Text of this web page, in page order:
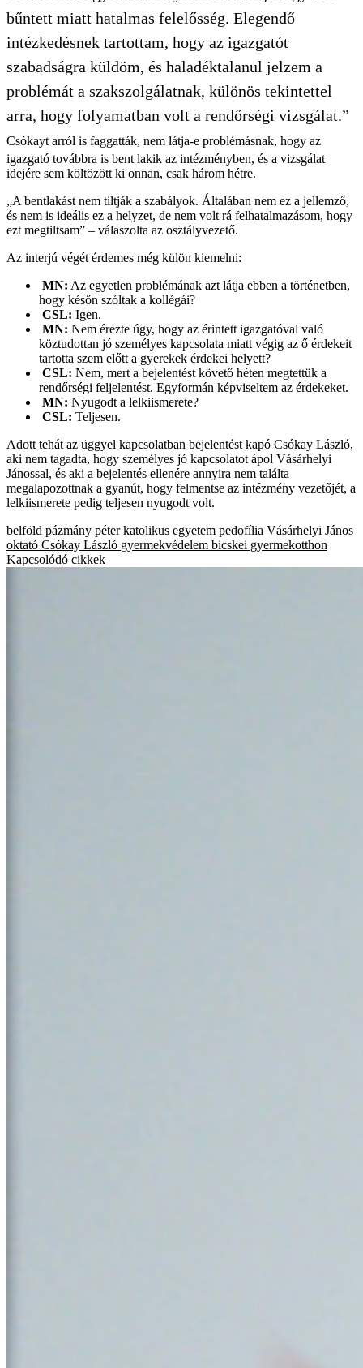
bűntett miatt hatalmas felelősség. Elegendő
intézkedésnek tartottam, hogy az igazgatót
szabadságra küldöm, és haladéktalanul jelzem a
problémát a szakszolgálatnak, különös tekintettel
arra, hogy folyamatban volt a rendőrségi vizsgálat.”
Csókayt arról is faggatták, nem látja-e problémásnak, hogy az
igazgató továbbra is bent lakik az intézményben, és a vizsgálat
idejére sem költözött ki onnan, csak három hétre.
„A bentlakást nem tiltják a szabályok. Általában nem ez a jellemző,
és nem is ideális ez a helyzet, de nem volt rá felhatalmazásom, hogy
ezt megtiltsam” – válaszolta az osztályvezető.
Az interjú végét érdemes még külön kiemelni:
MN: Az egyetlen problémának azt látja ebben a történetben,
hogy későn szóltak a kollégái?
CSL: Igen.
MN: Nem érezte úgy, hogy az érintett igazgatóval való
köztudottan jó személyes kapcsolata miatt végig az ő érdekeit
tartotta szem előtt a gyerekek érdekei helyett?
CSL: Nem, mert a bejelentést követő héten megtettük a
rendőrségi feljelentést. Egyformán képviseltem az érdekeket.
MN: Nyugodt a lelkiismerete?
CSL: Teljesen.
Adott tehát az üggyel kapcsolatban bejelentést kapó Csókay László,
aki nem tagadta, hogy személyes jó kapcsolatot ápol Vásárhelyi
Jánossal, és aki a bejelentés ellenére annyira nem találta
megalapozottnak a gyanút, hogy felmentse az intézmény vezetőjét, a
lelkiismerete pedig teljesen nyugodt volt.
belföld pázmány péter katolikus egyetem pedofília Vásárhelyi János
oktató Csókay László gyermekvédelem bicskei gyermekotthon
Kapcsolódó cikkek